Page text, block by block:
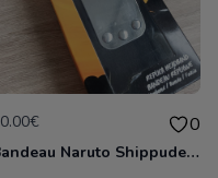
0
Bandeau Naruto Shippuden - Village Du Sable